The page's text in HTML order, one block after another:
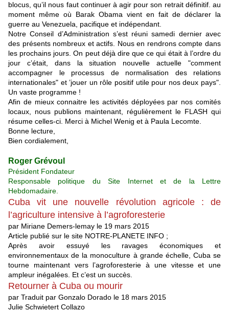
blocus, qu’il nous faut continuer à agir pour son retrait définitif. au
moment même où Barak Obama vient en fait de déclarer la
guerre au Venezuela, pacifique et indépendant.
Notre Conseil d’Administration s’est réuni samedi dernier avec
des présents nombreux et actifs. Nous en rendrons compte dans
les prochains jours. On peut déjà dire que ce qui était à l’ordre du
jour c’était, dans la situation nouvelle actuelle "comment
accompagner le processus de normalisation des relations
internationales" et ’jouer un rôle positif utile pour nos deux pays".
Un vaste programme !
Afin de mieux connaitre les activités déployées par nos comités
locaux, nous publions maintenant, régulièrement le FLASH qui
résume celles-ci. Merci à Michel Wenig et à Paula Lecomte.
Bonne lecture,
Bien cordialement,
Roger Grévoul
Président Fondateur
Responsable politique du Site Internet et de la Lettre
Hebdomadaire.
Cuba vit une nouvelle révolution agricole : de
l’agriculture intensive à l’agroforesterie
par Miriane Demers-lemay le 19 mars 2015
Article publié sur le site NOTRE-PLANETE INFO ;
Après avoir essuyé les ravages économiques et
environnementaux de la monoculture à grande échelle, Cuba se
tourne maintenant vers l’agroforesterie à une vitesse et une
ampleur inégalées. Et c’est un succès.
Retourner à Cuba ou mourir
par Traduit par Gonzalo Dorado le 18 mars 2015
Julie Schwietert Collazo